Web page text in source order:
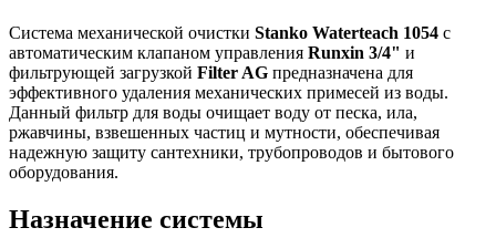
Система механической очистки Stanko Waterteach 1054 с
автоматическим клапаном управления Runxin 3/4" и
фильтрующей загрузкой Filter AG предназначена для
эффективного удаления механических примесей из воды.
Данный фильтр для воды очищает воду от песка, ила,
ржавчины, взвешенных частиц и мутности, обеспечивая
надежную защиту сантехники, трубопроводов и бытового
оборудования.
Назначение системы